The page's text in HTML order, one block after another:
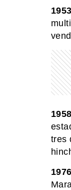
1953
1958
tres
1976